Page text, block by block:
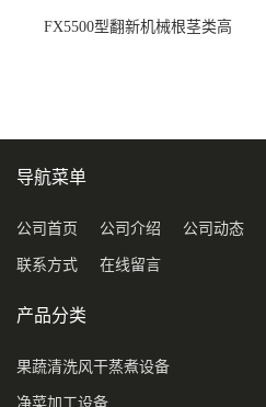
FX5500型翻新机械根茎类高
导航菜单
公司首页 公司介绍 公司动态
联系方式 在线留言
产品分类
果蔬清洗风干蒸煮设备
净菜加工设备